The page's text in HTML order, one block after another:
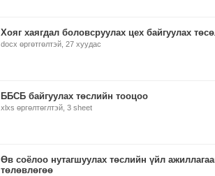
Хояг хаягдал боловсруулах цех байгуулах
docx өргөтгөлтэй, 27 хуудас
ББСБ байгуулах төслийн тооцоо
xlxs өргөлтөглтэй, 3 sheet
Өв соёлоо нутагшуулах төслийн үйл
төлөвлөгөө